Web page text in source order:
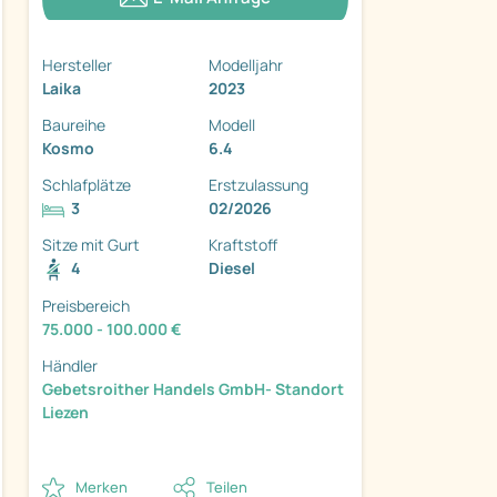
Hersteller
Laika
Modelljahr
2023
Baureihe
Kosmo
Modell
6.4
Schlafplätze
3
Erstzulassung
02/2026
Sitze mit Gurt
4
Kraftstoff
Diesel
Preisbereich
75.000 - 100.000 €
Händler
Gebetsroither Handels GmbH- Standort
Liezen
Merken Teilen